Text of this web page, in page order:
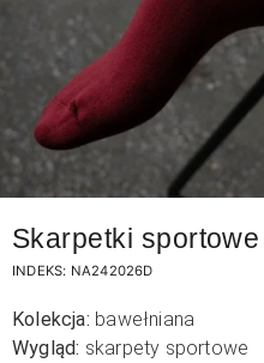
Skarpetki
INDEKS: NA242026D
Kolekcja: bawełniana
Wygląd: skarpety sportowe